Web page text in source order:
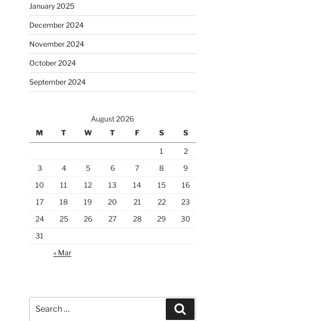
January 2025
December 2024
November 2024
October 2024
September 2024
August 2026
M
T W T F S S
1
2
3
4 5 6 7 8
9
10
11 12 13 14 15
16
17
18 19 20 21 22
23
24
25 26 27 28 29
30
31
« Mar
for: